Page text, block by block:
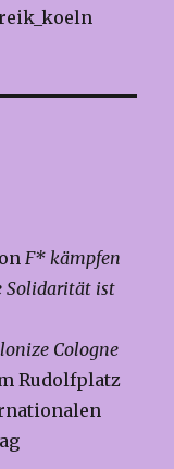
F* kämpfen
Solidarität ist
Cologne
Rudolfplatz